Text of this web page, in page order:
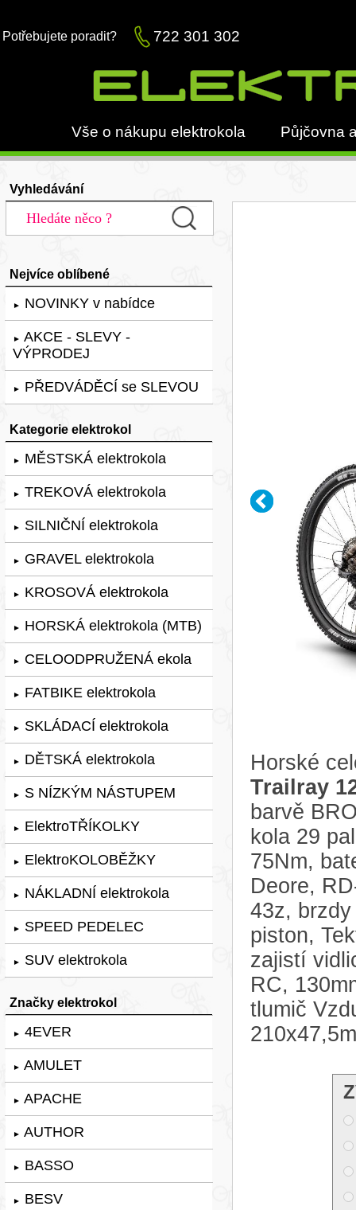
Potřebujete poradit? 722 301 302
Vše o nákupu elektrokola Půjčovna
Vyhledávání
Nejvíce oblíbené
► NOVINKY v nabídce
► AKCE - SLEVY -
VÝPRODEJ
► PŘEDVÁDĚCÍ se SLEVOU
Kategorie elektrokol
► MĚSTSKÁ elektrokola
► TREKOVÁ elektrokola
► SILNIČNÍ elektrokola
► GRAVEL elektrokola
► KROSOVÁ elektrokola
► HORSKÁ elektrokola (MTB)
► CELOODPRUŽENÁ ekola
► FATBIKE elektrokola
► SKLÁDACÍ elektrokola
► DĚTSKÁ elektrokola
► S NÍZKÝM NÁSTUPEM
► ElektroTŘÍKOLKY
► ElektroKOLOBĚŽKY
► NÁKLADNÍ elektrokola
► SPEED PEDELEC
► SUV elektrokola
Značky elektrokol
► 4EVER
► AMULET
► APACHE
► AUTHOR
► BASSO
► BESV
Horské
Trailray
barvě
kola 29
75Nm,
Deore,
43z,
piston,
zajistí
RC,
tlumič